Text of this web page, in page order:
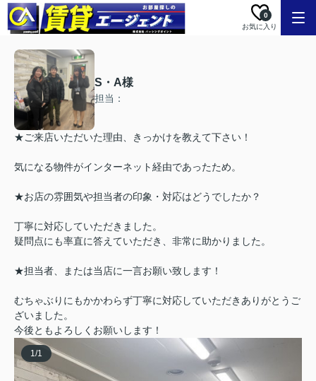
お気に入り
0
S・A様
担当：
★ご来店いただいた理由、きっかけを教えて下さい！
気になる物件がインターネット経由であったため。
★お店の雰囲気や担当者の印象・対応はどうでしたか？
丁寧に対応していただきました。
疑問点にも率直に答えていただき、非常に助かりました。
★担当者、または当店に一言お願い致します！
むちゃぶりにもかかわらず丁寧に対応していただきありがとうご
ざいました。
今後ともよろしくお願いします！
1/1